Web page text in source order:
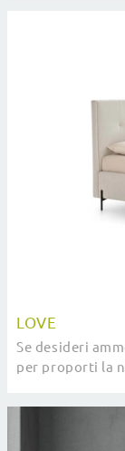
LOVE
Se desideri
per proporti la